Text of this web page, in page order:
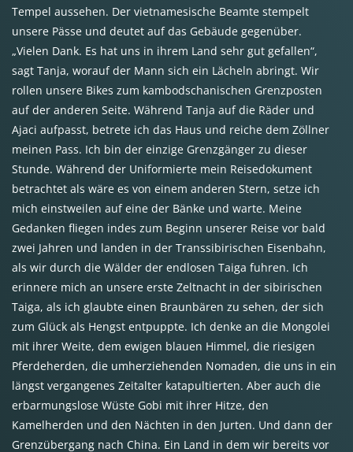
Tempel aussehen. Der vietnamesische Beamte stempelt
unsere Pässe und deutet auf das Gebäude gegenüber.
„Vielen Dank. Es hat uns in ihrem Land sehr gut gefallen“,
sagt Tanja, worauf der Mann sich ein Lächeln abringt. Wir
rollen unsere Bikes zum kambodschanischen Grenzposten
auf der anderen Seite. Während Tanja auf die Räder und
Ajaci aufpasst, betrete ich das Haus und reiche dem Zöllner
meinen Pass. Ich bin der einzige Grenzgänger zu dieser
Stunde. Während der Uniformierte mein Reisedokument
betrachtet als wäre es von einem anderen Stern, setze ich
mich einstweilen auf eine der Bänke und warte. Meine
Gedanken fliegen indes zum Beginn unserer Reise vor bald
zwei Jahren und landen in der Transsibirischen Eisenbahn,
als wir durch die Wälder der endlosen Taiga fuhren. Ich
erinnere mich an unsere erste Zeltnacht in der sibirischen
Taiga, als ich glaubte einen Braunbären zu sehen, der sich
zum Glück als Hengst entpuppte. Ich denke an die Mongolei
mit ihrer Weite, dem ewigen blauen Himmel, die riesigen
Pferdeherden, die umherziehenden Nomaden, die uns in ein
längst vergangenes Zeitalter katapultierten. Aber auch die
erbarmungslose Wüste Gobi mit ihrer Hitze, den
Kamelherden und den Nächten in den Jurten. Und dann der
Grenzübergang nach China. Ein Land in dem wir bereits vor